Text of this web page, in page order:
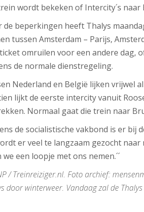
wordt bekeken of Intercity´s
de beperkingen heeft Thalys
tussen Amsterdam – Parijs,
omruilen voor een andere dag,
de normale dienstregeling.
Nederland en België lijken vrijwel
lijkt de eerste intercity vanuit
Normaal gaat die trein naar
de socialistische vakbond is er
er veel te langzaam gezocht
we een loopje met ons nemen.´´
/ Treinreiziger.nl. Foto archief:
door winterweer. Vandaag zal de